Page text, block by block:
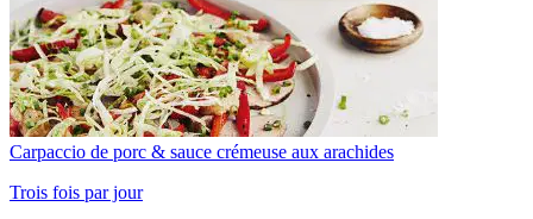
Carpaccio de porc & sauce crémeuse aux arachides
Trois fois par jour